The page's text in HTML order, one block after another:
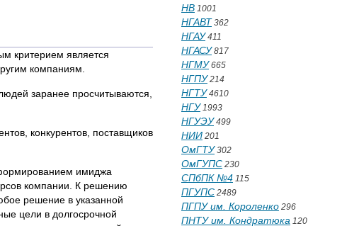
критерием является
компаниям.
заранее просчитываются,
конкурентов, поставщиков
имиджа
компании. К решению
решение в указанной
цели в долгосрочной
НВ 1001
НГАВТ 362
НГАУ411
НГАСУ817
НГМУ665
НГПУ214
НГТУ4610
НГУ1993
НГУЭУ499
НИИ 201
ОмГТУ302
ОмГУПС 230
СПбПК №4 115
ПГУПС 2489
ПГПУ им. Короленко 296
ПНТУ им. Кондратюка 120